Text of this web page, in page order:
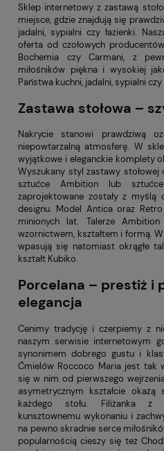
Sklep internetowy z zastawą
miejsce, gdzie znajdują się
jadalni, sypialni czy łazienki.
oferta od czołowych
Bochemia czy Carmani, z
miłośników piękna i wysokiej
Państwa kuchni, jadalni, sypialni czy
Zastawa stołowa –
Nakrycie stanowi prawdziwą
niepowtarzalną atmosferę. W
wyjątkowe i eleganckie komplety
Wyszukany styl zastawy stołowej
sztućce Ambition lub
zaprojektowane zostały z myślą
designu. Model Antica oraz
minionych lat. Talerze
wzornictwem, kształtem i formą.
wpasują się natomiast okrągłe
kształt Kubiko.
Porcelana – prestiż i
elegancja
Cenimy tradycję i czerpiemy z
naszym serwisie internetowym
synonimem dobrego gustu i
Ćmielów Roccoco Maria jest tak
się w nim od pierwszego
asymetrycznym kształcie okażą
każdego stołu. Filiżanka z
kunsztownemu wykonaniu i
na pewno skradnie serce
popularnością cieszy się też